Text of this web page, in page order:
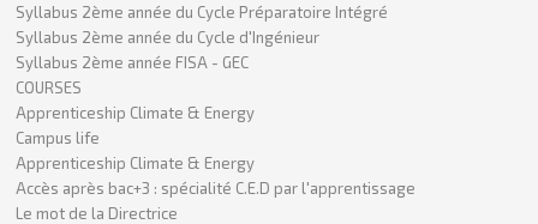
Syllabus 2ème année du Cycle Préparatoire Intégré
Syllabus 2ème année du Cycle d'Ingénieur
Syllabus 2ème année FISA - GEC
COURSES
Apprenticeship Climate & Energy
Campus life
Apprenticeship Climate & Energy
Accès après bac+3 : spécialité C.E.D par l'apprentissage
Le mot de la Directrice